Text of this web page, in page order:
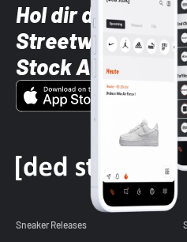
Hol dir die
Streetwear-
Stock App
Sneaker Releases